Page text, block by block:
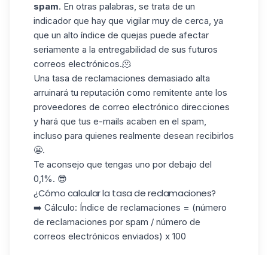
spam. En otras palabras, se trata de un
indicador que hay que vigilar muy de cerca, ya
que un alto índice de quejas puede afectar
seriamente a la entregabilidad de sus futuros
correos electrónicos.🫠
Una tasa de reclamaciones demasiado alta
arruinará tu reputación como remitente ante los
proveedores de correo electrónico direcciones
y hará que tus e-mails acaben en el spam,
incluso para quienes realmente desean recibirlos
😬.
Te aconsejo que tengas uno por debajo del
0,1%. 😎
¿Cómo calcular la tasa de reclamaciones?
➡️ Cálculo: Índice de reclamaciones = (número
de reclamaciones por spam / número de
correos electrónicos enviados) x 100